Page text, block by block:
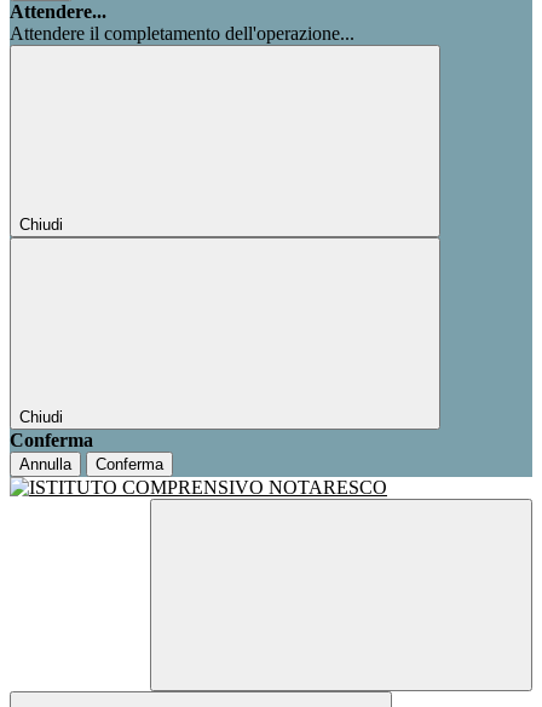
Attendere...
Attendere il completamento dell'operazione...
Chiudi
Chiudi
Conferma
Annulla Conferma